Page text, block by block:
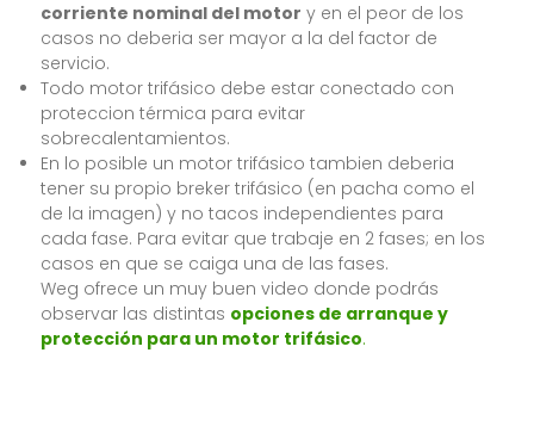
corriente nominal del motor y en el peor de los
casos no deberia ser mayor a la del factor de
servicio.
Todo motor trifásico debe estar conectado con
proteccion térmica para evitar
sobrecalentamientos.
En lo posible un motor trifásico tambien deberia
tener su propio breker trifásico (en pacha como el
de la imagen) y no tacos independientes para
cada fase. Para evitar que trabaje en 2 fases; en los
casos en que se caiga una de las fases.
Weg ofrece un muy buen video donde podrás
observar las distintas opciones de arranque y
protección para un motor trifásico.